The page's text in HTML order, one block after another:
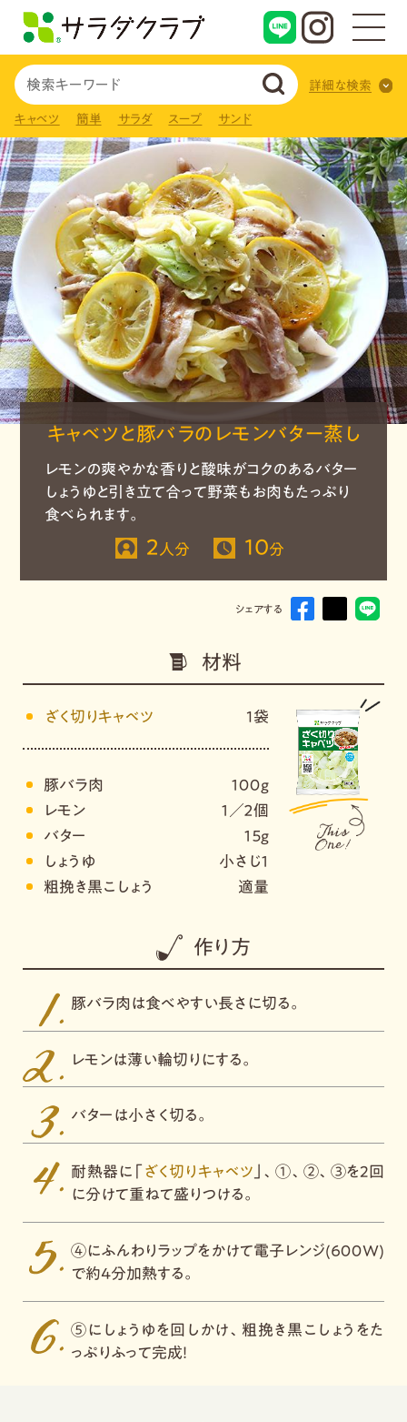
詳細な検索
キャベツ 簡単 サラダ スープ サンド
キャベツと豚バラのレモンバター蒸し
レモンの爽やかな香りと酸味がコクのあるバター
しょうゆと引き立て合って野菜もお肉もたっぷり
食べられます。
2 人分 10分
シェアする
材料
ざく切りキャベツ 1袋
豚バラ肉
１００ｇ
レモン
１／２個
バター
１５ｇ
しょうゆ
小さじ１
粗挽き黒こしょう
適量
作り方
豚バラ肉は食べやすい長さに切る。
レモンは薄い輪切りにする。
バターは小さく切る。
耐熱器に「 ざく切りキャベツ 」、①、②、③を2回
に分けて重ねて盛りつける。
④にふんわりラップをかけて電子レンジ(６００W)
で約４分加熱する。
⑤にしょうゆを回しかけ、粗挽き黒こしょうをた
っぷりふって完成！